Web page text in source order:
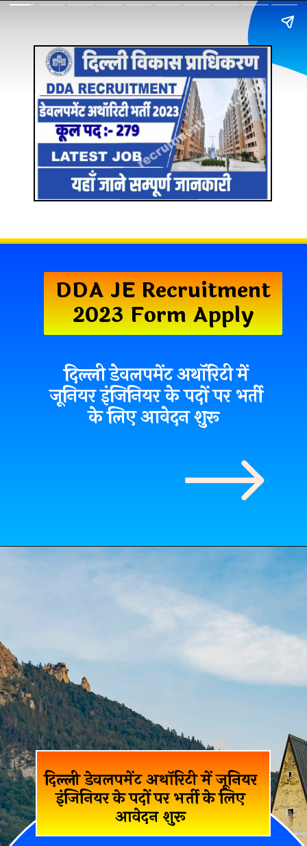
DDA JE Recruitment
2023 Form Apply
दिल्ली डेवलपमेंट अथॉरिटी में
जूनियर इंजिनियर के पदों पर भर्ती
के लिए आवेदन शुरू
दिल्ली डेवलपमेंट अथॉरिटी में जूनियर